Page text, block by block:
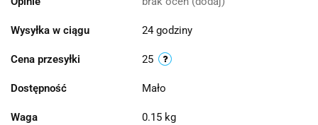
Wysyłka w ciągu 24 godziny
Cena przesyłki 25
Dostępność Mało
Waga 0.15 kg